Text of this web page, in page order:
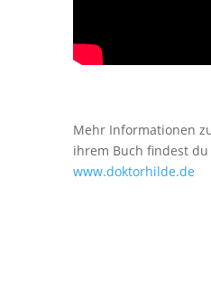
Mehr Informationen
ihrem Buch findest
www.doktorhilde.de